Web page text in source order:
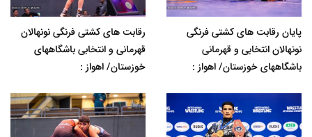
پایان رقابت های کشتی فرنگی
نونهالان انتخابی و قهرمانی
باشگاههای خوزستان/ اهواز :
رقابت های کشتی فرنگی نونهالان
قهرمانی و انتخابی باشگاههای
خوزستان/ اهواز :